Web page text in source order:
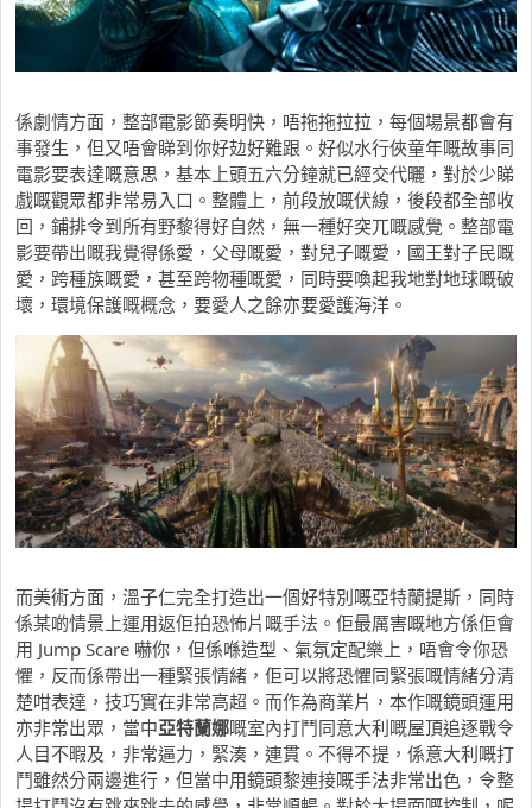
係劇情方面，整部電影節奏明快，唔拖拖拉拉，每個場景都會有
事發生，但又唔會睇到你好攰好難跟。好似水行俠童年嘅故事同
電影要表達嘅意思，基本上頭五六分鐘就已經交代曬，對於少睇
戲嘅觀眾都非常易入口。整體上，前段放嘅伏線，後段都全部收
回，鋪排令到所有野黎得好自然，無一種好突兀嘅感覺。整部電
影要帶出嘅我覺得係愛，父母嘅愛，對兒子嘅愛，國王對子民嘅
愛，跨種族嘅愛，甚至跨物種嘅愛，同時要喚起我地對地球嘅破
壞，環境保護嘅概念，要愛人之餘亦要愛護海洋。
而美術方面，溫子仁完全打造出一個好特別嘅亞特蘭提斯，同時
係某啲情景上運用返佢拍恐怖片嘅手法。佢最厲害嘅地方係佢會
用 Jump Scare 嚇你，但係喺造型、氣氛定配樂上，唔會令你恐
懼，反而係帶出一種緊張情緒，佢可以將恐懼同緊張嘅情緒分清
楚咁表達，技巧實在非常高超。而作為商業片，本作嘅鏡頭運用
亦非常出眾，當中亞特蘭娜嘅室內打鬥同意大利嘅屋頂追逐戰令
人目不暇及，非常逼力，緊湊，連貫。不得不提，係意大利嘅打
鬥雖然分兩邊進行，但當中用鏡頭黎連接嘅手法非常出色，令整